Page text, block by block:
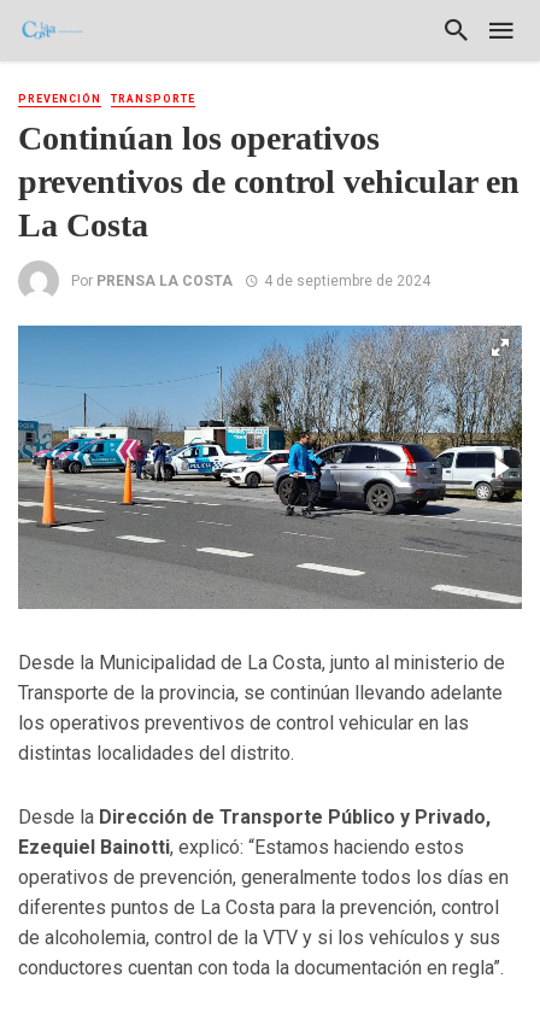
PREVENCIÓN TRANSPORTE
Continúan los operativos
preventivos de control vehicular en
La Costa
Por PRENSA LA COSTA 4 de septiembre de 2024
Desde la Municipalidad de La Costa, junto al ministerio de
Transporte de la provincia, se continúan llevando adelante
los operativos preventivos de control vehicular en las
distintas localidades del distrito.
Desde la Dirección de Transporte Público y Privado,
Ezequiel Bainotti, explicó: “Estamos haciendo estos
operativos de prevención, generalmente todos los días en
diferentes puntos de La Costa para la prevención, control
de alcoholemia, control de la VTV y si los vehículos y sus
conductores cuentan con toda la documentación en regla”.